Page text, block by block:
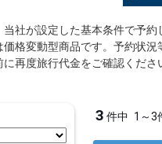
社が設定した基本条件で予
格変動型商品です。予約状
再度旅行代金をご確認くださ
3 件中 1～3